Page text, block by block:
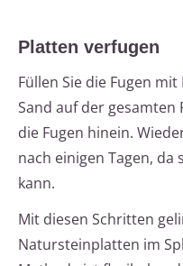
Platten verfugen
Füllen Sie die Fugen
Sand auf der gesamten
die Fugen hinein.
nach einigen Tagen, da
kann.
Mit diesen Schritten
Natursteinplatten im